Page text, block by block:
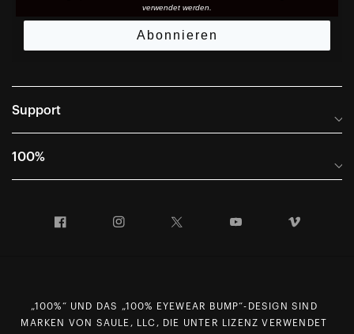
verwendet werden.
Abonnieren
Support
Häufig gestellte Fragen
Verkaufsbedingungen
100%
Unternehmensinformationen
Widerrufsrecht
Facebook Instagram YouTube
„100%“ UND DAS „100% EYEWEAR BUMP“-DESIGN SIND
MARKEN VON SAULE, LLC, DIE UNTER LIZENZ VERWENDET